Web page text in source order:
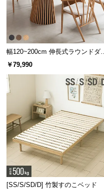
幅120~200cm 伸長式ラウンドダイ
ニングテーブル 6人掛け 天然木突
板 美しい格子デザイン
￥79,990
[SS/S/SD/D] 竹製すのこベッド